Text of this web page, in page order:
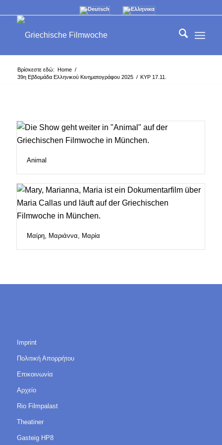
Βρίσκεστε εδώ: Home /
39η Εβδομάδα Ελληνικού Κινηματογράφου 2025 / ΚΥΡ 17.11.
Animal
Μαίρη, Μαριάννα, Μαρία
Imprint
Πολιτική Απορρήτου
Επικοινωνία
Αρχείο
Rio Filmpalast
Theatiner
Gasteig HP8